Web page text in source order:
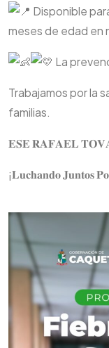
Disponible
meses de edad en
La
Trabajamos por la
familias.
𝐄𝐒𝐄 𝐑𝐀𝐅𝐀𝐄𝐋
¡𝐋𝐮𝐜𝐡𝐚𝐧𝐝𝐨 𝐉𝐮𝐧𝐭𝐨𝐬